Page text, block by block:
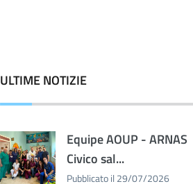
ULTIME NOTIZIE
Equipe AOUP - ARNAS
Civico sal...
Pubblicato il 29/07/2026